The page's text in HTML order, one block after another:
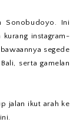
Sonobudoyo. Ini
instagram-
segede
serta gamelan
jalan ikut arah ke